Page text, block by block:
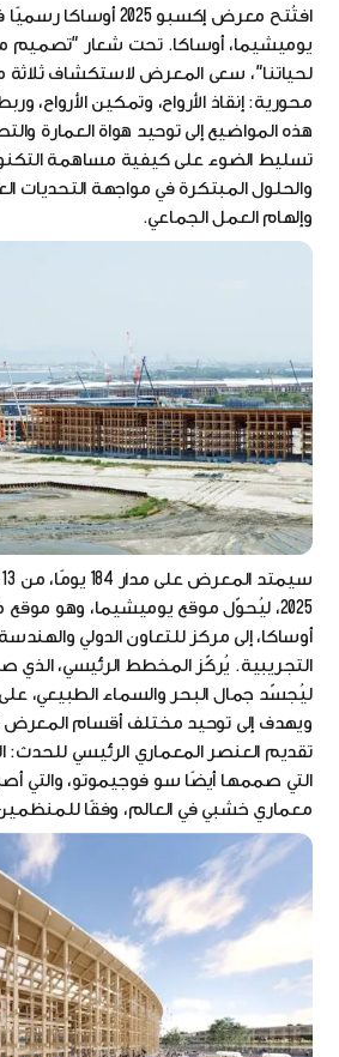
يوميشيما، أوساكا. تحت شعار "تصميم
لحياتنا"، سعى المعرض لاستكشاف
محورية: إنقاذ الأرواح، وتمكين الأرواح،
هذه المواضيع إلى توحيد هواة العمارة
تسليط الضوء على كيفية مساهمة
والحلول المبتكرة في مواجهة التحديات
وإلهام العمل الجماعي.
2025، ليُحوّل موقع يوميشيما، وهو
أوساكا، إلى مركز للتعاون الدولي
التجريبية. يُركّز المخطط الرئيسي،
ليُجسّد جمال البحر والسماء الطبيعي،
ويهدف إلى توحيد مختلف أقسام المعرض
تقديم العنصر المعماري الرئيسي للحدث:
التي صممها أيضًا سو فوجيموتو، والتي
معماري خشبي في العالم، وفقًا